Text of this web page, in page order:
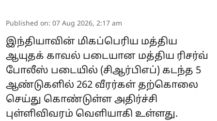
Published on: 07 Aug 2026, 2:17 am
இந்தியாவின் மிகப்பெரிய மத்திய
ஆயுதக் காவல் படையான மத்திய ரிசர்வ்
போலீஸ் படையில் (சிஆர்பிஎப்) கடந்த 5
ஆண்டுகளில் 262 வீரர்கள் தற்கொலை
செய்து கொண்டுள்ள அதிர்ச்சி
புள்ளிவிவரம் வெளியாகி உள்ளது.